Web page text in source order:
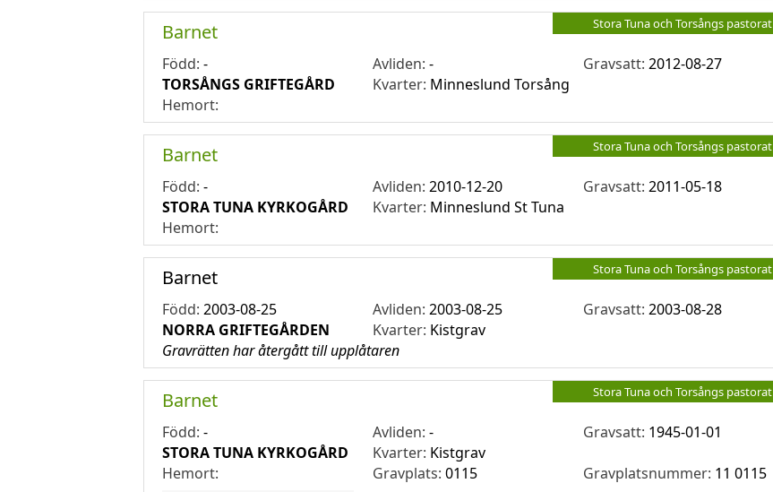
Stora Tuna och Torsångs pastorat
Barnet
Född: - Avliden:- Gravsatt:2012-08-27
TORSÅNGS GRIFTEGÅRD
Kvarter: Minneslund Torsång
Hemort:
Stora Tuna och Torsångs pastorat
Barnet
Född: - Avliden:2010-12-20 Gravsatt:2011-05-18
STORA TUNA KYRKOGÅRD
Kvarter: Minneslund St Tuna
Hemort:
Stora Tuna och Torsångs pastorat
Barnet
Född: 2003-08-25 Avliden:2003-08-25 Gravsatt:2003-08-28
NORRA GRIFTEGÅRDEN
Kvarter: Kistgrav
Gravrätten har återgått till upplåtaren
Stora Tuna och Torsångs pastorat
Barnet
Född: - Avliden:- Gravsatt: 1945-01-01
STORA TUNA KYRKOGÅRD
Kvarter: Kistgrav
Hemort:
Gravplats:0115 Gravplatsnummer: 11 0115